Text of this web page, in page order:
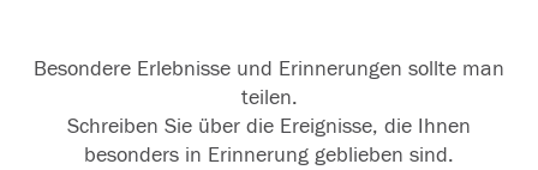
Besondere Erlebnisse und Erinnerungen sollte man
teilen.
Schreiben Sie über die Ereignisse, die Ihnen
besonders in Erinnerung geblieben sind.